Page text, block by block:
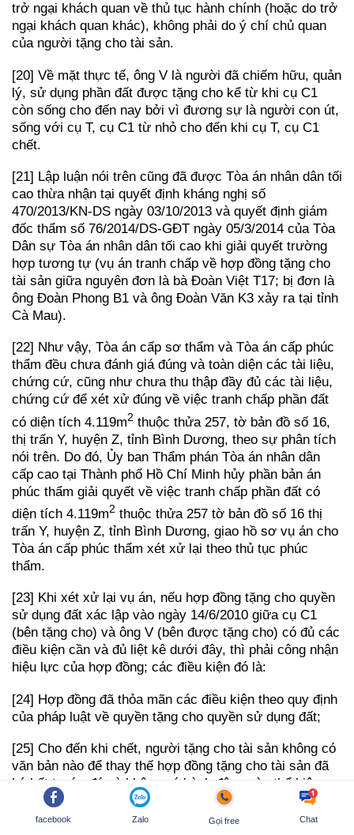
trở ngại khách quan về thủ tục hành chính (hoặc do trở
ngại khách quan khác), không phải do ý chí chủ quan
của người tặng cho tài sản.
[20] Về mặt thực tế, ông V là người đã chiếm hữu, quản
lý, sử dụng phần đất được tặng cho kể từ khi cụ C1
còn sống cho đến nay bởi vì đương sự là người con út,
sống với cụ T, cụ C1 từ nhỏ cho đến khi cụ T, cụ C1
chết.
[21] Lập luận nói trên cũng đã được Tòa án nhân dân tối
cao thừa nhận tại quyết định kháng nghị số
470/2013/KN-DS ngày 03/10/2013 và quyết định giám
đốc thẩm số 76/2014/DS-GĐT ngày 05/3/2014 của Tòa
Dân sự Tòa án nhân dân tối cao khi giải quyết trường
hợp tương tự (vụ án tranh chấp về hợp đồng tặng cho
tài sản giữa nguyên đơn là bà Đoàn Việt T17; bị đơn là
ông Đoàn Phong B1 và ông Đoàn Văn K3 xảy ra tại tỉnh
Cà Mau).
[22] Như vậy, Tòa án cấp sơ thẩm và Tòa án cấp phúc
thẩm đều chưa đánh giá đúng và toàn diện các tài liệu,
chứng cứ, cũng như chưa thu thập đầy đủ các tài liệu,
chứng cứ để xét xử đúng về việc tranh chấp phần đất
có diện tích 4.119m2 thuộc thửa 257, tờ bản đồ số 16,
thị trấn Y, huyện Z, tỉnh Bình Dương, theo sự phân tích
nói trên. Do đó, Ủy ban Thẩm phán Tòa án nhân dân
cấp cao tại Thành phố Hồ Chí Minh hủy phần bản án
phúc thẩm giải quyết về việc tranh chấp phần đất có
diện tích 4.119m2 thuộc thửa 257 tờ bản đồ số 16 thị
trấn Y, huyện Z, tỉnh Bình Dương, giao hồ sơ vụ án cho
Tòa án cấp phúc thẩm xét xử lại theo thủ tục phúc
thẩm.
[23] Khi xét xử lại vụ án, nếu hợp đồng tặng cho quyền
sử dụng đất xác lập vào ngày 14/6/2010 giữa cụ C1
(bên tặng cho) và ông V (bên được tặng cho) có đủ các
điều kiện cần và đủ liệt kê dưới đây, thì phải công nhận
hiệu lực của hợp đồng; các điều kiện đó là:
[24] Hợp đồng đã thỏa mãn các điều kiện theo quy định
của pháp luật về quyền tặng cho quyền sử dụng đất;
[25] Cho đến khi chết, người tặng cho tài sản không có
văn bản nào để thay thế hợp đồng tặng cho tài sản đã
ký kết trước đó và không có hành động nào thể hiện sự
thay đổi ý chí đã thể hiện tại hợp đồng tặng cho tài sản
đã ký kết;
facebook Zalo Gọi free Chat